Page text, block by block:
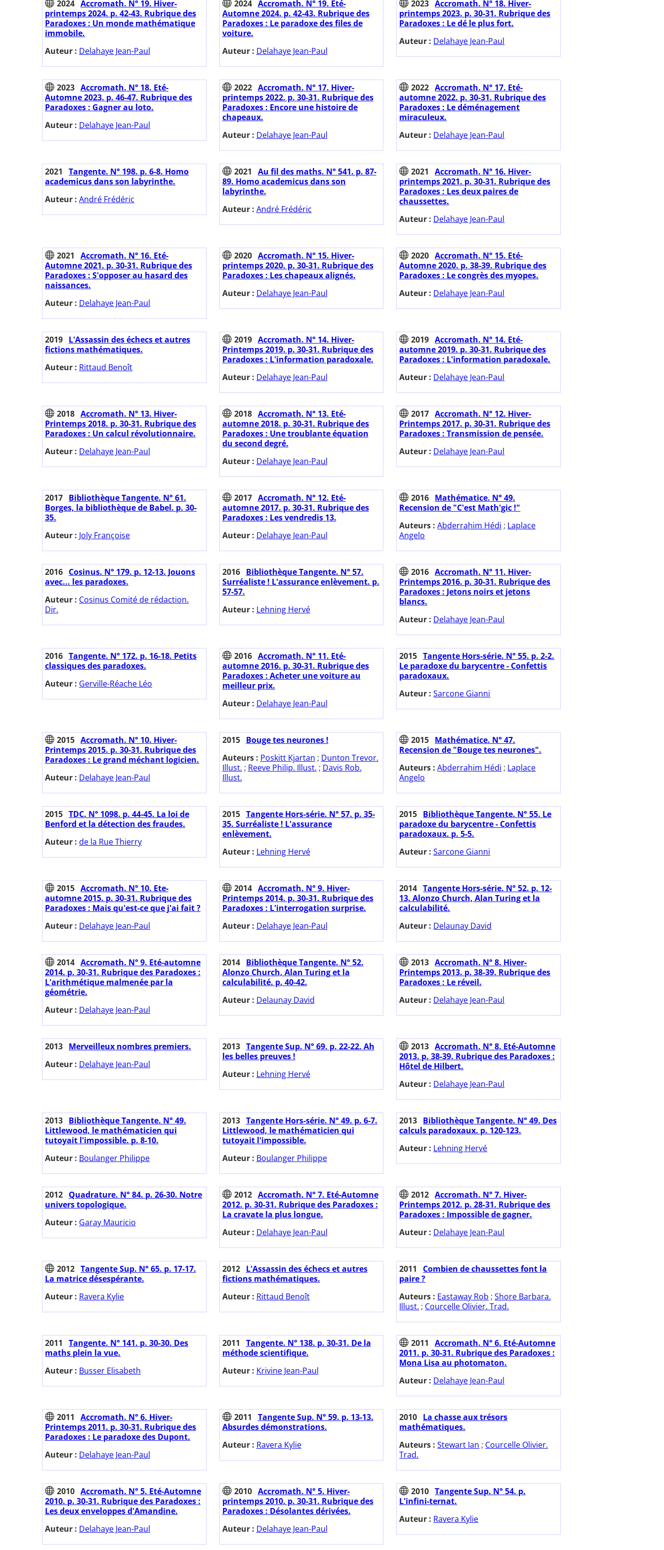
2024 Accromath. N° 19. Hiver-
printemps 2024. p. 42-43. Rubrique des
Paradoxes : Un monde mathématique
immobile.
Auteur : Delahaye Jean-Paul
2024 Accromath. N° 19. Eté-
Automne 2024. p. 42-43. Rubrique des
Paradoxes : Le paradoxe des files de
voiture.
Auteur : Delahaye Jean-Paul
2023 Accromath. N° 18. Hiver-
printemps 2023. p. 30-31. Rubrique des
Paradoxes : Le dé le plus fort.
Auteur : Delahaye Jean-Paul
2023 Accromath. N° 18. Eté-
Automne 2023. p. 46-47. Rubrique des
Paradoxes : Gagner au loto.
Auteur : Delahaye Jean-Paul
2022 Accromath. N° 17. Hiver-
printemps 2022. p. 30-31. Rubrique des
Paradoxes : Encore une histoire de
chapeaux.
Auteur : Delahaye Jean-Paul
2022 Accromath. N° 17. Eté-
automne 2022. p. 30-31. Rubrique des
Paradoxes : Le déménagement
miraculeux.
Auteur : Delahaye Jean-Paul
2021
Tangente. N° 198. p. 6-8. Homo
academicus dans son labyrinthe.
Auteur : André Frédéric
2021
Au fil des maths. N° 541. p. 87-
89. Homo academicus dans son
labyrinthe.
Auteur : André Frédéric
2021
Accromath. N° 16. Hiver-
printemps 2021. p. 30-31. Rubrique des
Paradoxes : Les deux paires de
chaussettes.
Auteur : Delahaye Jean-Paul
2021
Accromath. N° 16. Eté-
Automne 2021. p. 30-31. Rubrique des
Paradoxes : S'opposer au hasard des
naissances.
Auteur : Delahaye Jean-Paul
2020 Accromath. N° 15. Hiver-
printemps 2020. p. 30-31. Rubrique des
Paradoxes : Les chapeaux alignés.
Auteur : Delahaye Jean-Paul
2020 Accromath. N° 15. Eté-
Automne 2020. p. 38-39. Rubrique des
Paradoxes : Le congrès des myopes.
Auteur : Delahaye Jean-Paul
2019 L'Assassin des échecs et autres
fictions mathématiques.
Auteur : Rittaud Benoît
2019 Accromath. N° 14. Hiver-
Printemps 2019. p. 30-31. Rubrique des
Paradoxes : L'information paradoxale.
Auteur : Delahaye Jean-Paul
2019 Accromath. N° 14. Eté-
automne 2019. p. 30-31. Rubrique des
Paradoxes : L'information paradoxale.
Auteur : Delahaye Jean-Paul
2018 Accromath. N° 13. Hiver-
Printemps 2018. p. 30-31. Rubrique des
Paradoxes : Un calcul révolutionnaire.
Auteur : Delahaye Jean-Paul
2018 Accromath. N° 13. Eté-
automne 2018. p. 30-31. Rubrique des
Paradoxes : Une troublante équation
du second degré.
Auteur : Delahaye Jean-Paul
2017 Accromath. N° 12. Hiver-
Printemps 2017. p. 30-31. Rubrique des
Paradoxes : Transmission de pensée.
Auteur : Delahaye Jean-Paul
2017 Bibliothèque Tangente. N° 61.
Borges, la bibliothèque de Babel. p. 30-
35.
Auteur : Joly Françoise
2017 Accromath. N° 12. Eté-
automne 2017. p. 30-31. Rubrique des
Paradoxes : Les vendredis 13.
Auteur : Delahaye Jean-Paul
2016 Mathématice. N° 49.
Recension de "C'est Math'gic !"
Auteurs :Abderrahim Hédi ; Laplace
Angelo
2016 Cosinus. N° 179. p. 12-13. Jouons
avec... les paradoxes.
Auteur : Cosinus Comité de rédaction.
Dir.
2016
Bibliothèque Tangente. N° 57.
Surréaliste ! L'assurance enlèvement. p.
57-57.
Auteur : Lehning Hervé
2016 Accromath. N° 11. Hiver-
Printemps 2016. p. 30-31. Rubrique des
Paradoxes : Jetons noirs et jetons
blancs.
Auteur : Delahaye Jean-Paul
2016 Tangente. N° 172. p. 16-18. Petits
classiques des paradoxes.
Auteur : Gerville-Réache Léo
2016 Accromath. N° 11. Eté-
automne 2016. p. 30-31. Rubrique des
Paradoxes : Acheter une voiture au
meilleur prix.
Auteur : Delahaye Jean-Paul
2015 Tangente Hors-série. N° 55. p. 2-2.
Le paradoxe du barycentre - Confettis
paradoxaux.
Auteur :Sarcone Gianni
2015 Accromath. N° 10. Hiver-
Printemps 2015. p. 30-31. Rubrique des
Paradoxes : Le grand méchant logicien.
Auteur : Delahaye Jean-Paul
2015
Bouge tes neurones !
Auteurs : Poskitt Kjartan ; Dunton Trevor.
Illust. ; Reeve Philip. Illust. ; Davis Rob.
Illust.
2015 Mathématice. N° 47.
Recension de "Bouge tes neurones".
Auteurs :Abderrahim Hédi ; Laplace
Angelo
2015 TDC. N° 1098. p. 44-45. La loi de
Benford et la détection des fraudes.
Auteur : de la Rue Thierry
2015 Tangente Hors-série. N° 57. p. 35-
35. Surréaliste ! L'assurance
enlèvement.
Auteur : Lehning Hervé
2015 Bibliothèque Tangente. N° 55. Le
paradoxe du barycentre - Confettis
paradoxaux. p. 5-5.
Auteur :Sarcone Gianni
2015 Accromath. N° 10. Ete-
automne 2015. p. 30-31. Rubrique des
Paradoxes : Mais qu'est-ce que j'ai fait ?
Auteur : Delahaye Jean-Paul
2014 Accromath. N° 9. Hiver-
Printemps 2014. p. 30-31. Rubrique des
Paradoxes : L'interrogation surprise.
Auteur : Delahaye Jean-Paul
2014 Tangente Hors-série. N° 52. p. 12-
13. Alonzo Church, Alan Turing et la
calculabilité.
Auteur : Delaunay David
2014 Accromath. N° 9. Eté-automne
2014. p. 30-31. Rubrique des Paradoxes :
L'arithmétique malmenée par la
géométrie.
Auteur : Delahaye Jean-Paul
2014
Bibliothèque Tangente. N° 52.
Alonzo Church, Alan Turing et la
calculabilité. p. 40-42.
Auteur : Delaunay David
2013 Accromath. N° 8. Hiver-
Printemps 2013. p. 38-39. Rubrique des
Paradoxes : Le réveil.
Auteur : Delahaye Jean-Paul
2013 Merveilleux nombres premiers.
Auteur : Delahaye Jean-Paul
2013 Tangente Sup. N° 69. p. 22-22. Ah
les belles preuves !
Auteur : Lehning Hervé
2013 Accromath. N° 8. Eté-Automne
2013. p. 38-39. Rubrique des Paradoxes :
Hôtel de Hilbert.
Auteur : Delahaye Jean-Paul
2013 Bibliothèque Tangente. N° 49.
Littlewood, le mathématicien qui
tutoyait l'impossible. p. 8-10.
Auteur : Boulanger Philippe
2013 Tangente Hors-série. N° 49. p. 6-7.
Littlewood, le mathématicien qui
tutoyait l'impossible.
Auteur : Boulanger Philippe
2013 Bibliothèque Tangente. N° 49. Des
calculs paradoxaux. p. 120-123.
Auteur : Lehning Hervé
2012 Quadrature. N° 84. p. 26-30. Notre
univers topologique.
Auteur : Garay Mauricio
2012 Accromath. N° 7. Eté-Automne
2012. p. 30-31. Rubrique des Paradoxes :
La cravate la plus longue.
Auteur : Delahaye Jean-Paul
2012 Accromath. N° 7. Hiver-
Printemps 2012. p. 28-31. Rubrique des
Paradoxes : Impossible de gagner.
Auteur : Delahaye Jean-Paul
2012 Tangente Sup. N° 65. p. 17-17.
La matrice désespérante.
Auteur : Ravera Kylie
2012
L'Assassin des échecs et autres
fictions mathématiques.
Auteur : Rittaud Benoît
2011
Combien de chaussettes font la
paire ?
Auteurs : Eastaway Rob ;Shore Barbara.
Illust. ; Courcelle Olivier. Trad.
2011
Tangente. N° 141. p. 30-30. Des
maths plein la vue.
Auteur : Busser Elisabeth
2011
Tangente. N° 138. p. 30-31. De la
méthode scientifique.
Auteur : Krivine Jean-Paul
2011
Accromath. N° 6. Eté-Automne
2011. p. 30-31. Rubrique des Paradoxes :
Mona Lisa au photomaton.
Auteur : Delahaye Jean-Paul
2011
Accromath. N° 6. Hiver-
Printemps 2011. p. 30-31. Rubrique des
Paradoxes : Le paradoxe des Dupont.
Auteur : Delahaye Jean-Paul
2011
Tangente Sup. N° 59. p. 13-13.
Absurdes démonstrations.
Auteur : Ravera Kylie
2010 La chasse aux trésors
mathématiques.
Auteurs :Stewart Ian ; Courcelle Olivier.
Trad.
2010 Accromath. N° 5. Eté-Automne
2010. p. 30-31. Rubrique des Paradoxes :
Les deux enveloppes d'Amandine.
Auteur : Delahaye Jean-Paul
2010 Accromath. N° 5. Hiver-
printemps 2010. p. 30-31. Rubrique des
Paradoxes : Désolantes dérivées.
Auteur : Delahaye Jean-Paul
2010 Tangente Sup. N° 54. p.
L'infini-ternat.
Auteur : Ravera Kylie